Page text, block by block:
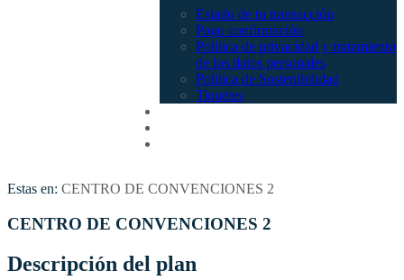
Estado de tu transacción
Pago confirmación
Política de privacidad y tratamiento
de los datos personales
Política de Sostenibilidad
Tiquetes
Estas en: CENTRO DE CONVENCIONES 2
CENTRO DE CONVENCIONES 2
Descripción del plan